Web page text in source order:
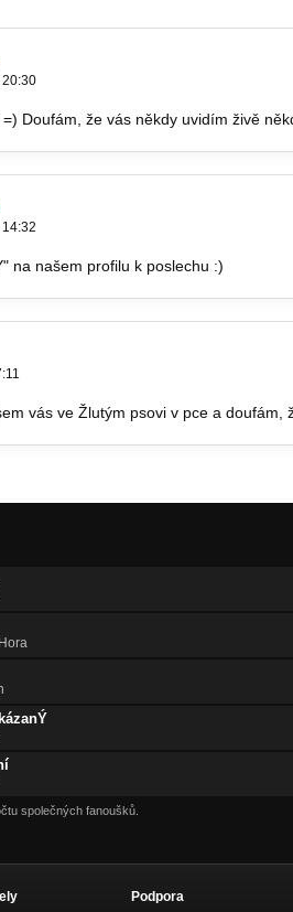
Doufám, že vás někdy uvidím živě
na našem profilu k poslechu :)
vás ve Žlutým psovi v pce a doufám,
společných fanoušků.
Podpora